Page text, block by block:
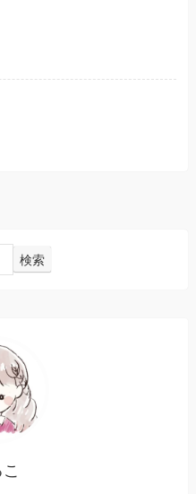
検索